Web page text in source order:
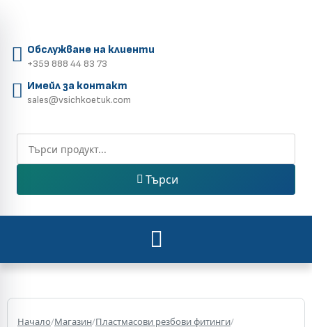
Обслужване на клиенти
+359 888 44 83 73
Имейл за контакт
sales@vsichkoetuk.com
Търси
Начало/Магазин/Пластмасови резбови фитинги/